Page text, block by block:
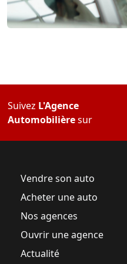
Suivez L'Agence
Automobilièresur
Vendre son auto
Acheter une auto
Nos agences
Ouvrir une agence
Actualité